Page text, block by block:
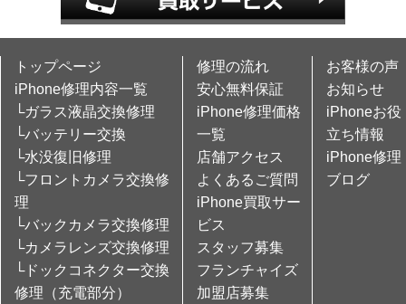
トップページ
iPhone修理内容一覧
└ガラス液晶交換修理
└バッテリー交換
└水没復旧修理
└フロントカメラ交換修
理
└バックカメラ交換修理
└カメラレンズ交換修理
└ドックコネクター交換
修理（充電部分）
修理の流れ
安心無料保証
iPhone修理価格
一覧
店舗アクセス
よくあるご質問
iPhone買取サー
ビス
スタッフ募集
フランチャイズ
加盟店募集
お客様の声
お知らせ
iPhoneお役
立ち情報
iPhone修理
ブログ